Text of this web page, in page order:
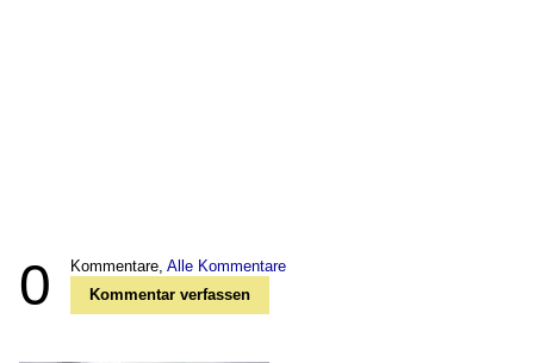
0 Kommentare, Alle Kommentare
Kommentar verfassen